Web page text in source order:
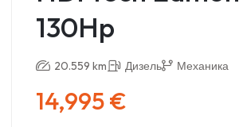
130Hp
20.559 km Дизель Механика
14,995 €